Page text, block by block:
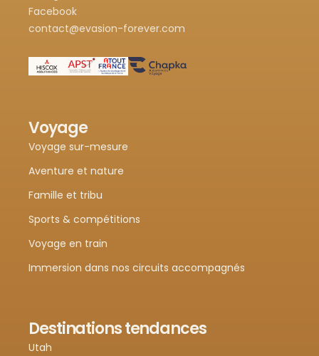
Facebook
contact@evasion-forever.com
Voyage
Voyage sur-mesure
Aventure et nature
Famille et tribu
Sports & compétitions
Voyage en train
Immersion dans nos circuits accompagnés
Destinations tendances
Utah